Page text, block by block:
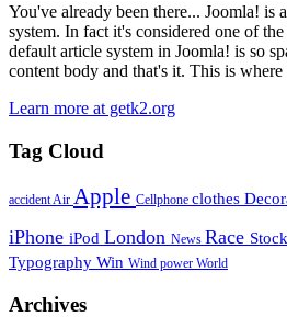
You've already been there... Joomla! is
system. In fact it's considered one of
default article system in Joomla! is so
content body and that's it. This is
Learn more at getk2.org
Tag Cloud
accidentAir Apple Cellphone clothes
iPhone iPod London News Race
Typography Win Wind power World
Archives